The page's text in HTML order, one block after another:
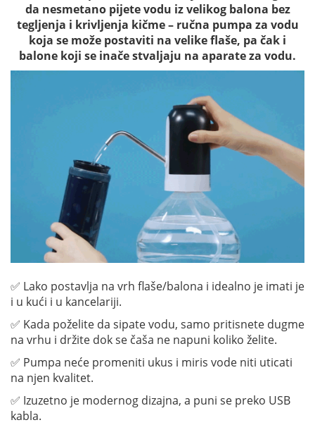
da nesmetano pijete vodu iz velikog balona bez
tegljenja i krivljenja kičme – ručna pumpa za vodu
koja se može postaviti na velike flaše, pa čak i
balone koji se inače stvaljaju na aparate za vodu.
✅ Lako postavlja na vrh flaše/balona i idealno je imati je
i u kući i u kancelariji.
✅ Kada poželite da sipate vodu, samo pritisnete dugme
na vrhu i držite dok se čaša ne napuni koliko želite.
✅ Pumpa neće promeniti ukus i miris vode niti uticati
na njen kvalitet.
✅ Izuzetno je modernog dizajna, a puni se preko USB
kabla.